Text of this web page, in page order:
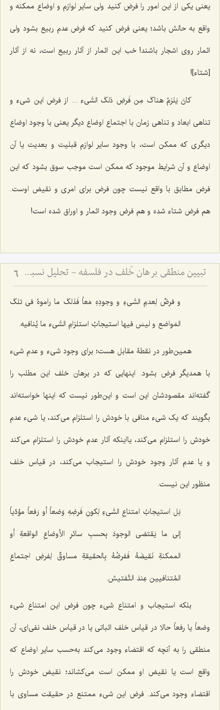
یعنى یکى از این امور را فرض کنید ولى سایر لوازم و اوضاع ممکنه و
واقع به حالش باشد؛ یعنى فرض کنید که فرض عدم ربیع بشود ولى
اثمار روى اشجار باشند! خب این اثمار از آثار ربیع است، نه از آثار
[شتاء]!
کانَ یَلزمُ هناکَ مِن فَرضِ ذلکَ الشَی‌ء ... از فرض این شىء و
تناهى ابعاد و تناهى زمان با اجتماع اوضاع دیگر یعنى با وجود اوضاع
دیگرى که ممکن است، با وجود سایر لوازم قبلیت و بعدیت یا آن
اوضاع و آن شرایط موجود که ممکن است موجب سوق بشود که این
فرض مطابق با واقع نیست چون فرض برای امری و نقیض اوست.
هم فرض شتاء شده و هم فرض وجود اثمار و اوراق شده است!
تبیین منطقی برهان خُلف در فلسفه - تحلیل نسبت میان فرضِ محال و اثبات واقعیت 6
وفرضٌ لِعدمِ الشَی‌ءِ و وجودِهِ مَعاً فَذلکَ ما راموهُ فی تلکَ
المَواضع‌ و لیسَ فیها استیجابُ استلزامِ الشَی‌ء ما یُنافیه.
همین‌طور در نقطۀ مقابل هست؛ براى وجود شىء و عدم شیء
با همدیگر فرض بشود. اینهایى که در برهان خلف این مطلب را
گفته‌اند مقصودشان این است و این‌طور نیست که اینها خواسته‌اند
بگویند که یک شىء منافى با خودش را استلزام مى‌کند، یا شىء عدم
خودش را استلزام مى‌کند، یااینکه آثار عدم خودش را استلزام مى‌کند
و یا عدم آثار وجود خودش را استیجاب مى‌کند، در قیاس خلف
منظور این نیست.
بَل استیجابُ امتناعِ الشَی‌ءِ لِکونِ فَرضِهِ وَضعاً أو رَفعاً مؤدّیاً
إلى ما یَقتضی الوجودَ بِحسبِ سائرِ الأوضاعِ الواقعةِ أو
الممکنةِ نَقیضَهُ فَفرضُهُ بِالحقیقةِ مساوقٌ لِفرضِ اجتماعِ
المُتنافیین عِندَ التَّفتیش.
بلکه استیجاب و امتناع شىء چون فرض این امتناع شىء
وضعاً یا رفعاً حالا در قیاس خلف اثباتى یا در قیاس خلف نفی‌ای، آن
منطقى را به آنچه که اقتضاء وجود مى‌کند به‌حسب سایر اوضاع که
واقع است یا نقیض او ممکن است مى‌کشاند؛ نقیض خودش را
اقتضاء وجود مى‌کند. فرض این شىء ممتنع در حقیقت مساوى با